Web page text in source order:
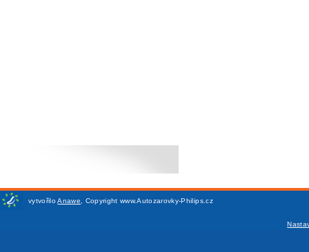
vytvořiloAnawe Copyright www.Autozarovky-Philips.cz